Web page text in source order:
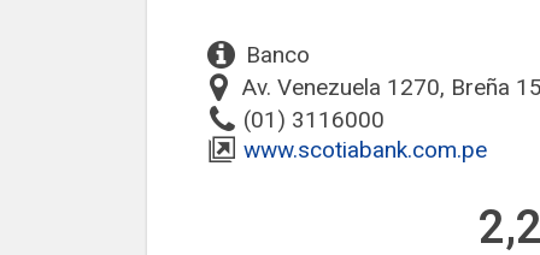
Banco
Av. Venezuela 1270, Breña
(01) 3116000
www.scotiabank.com.pe